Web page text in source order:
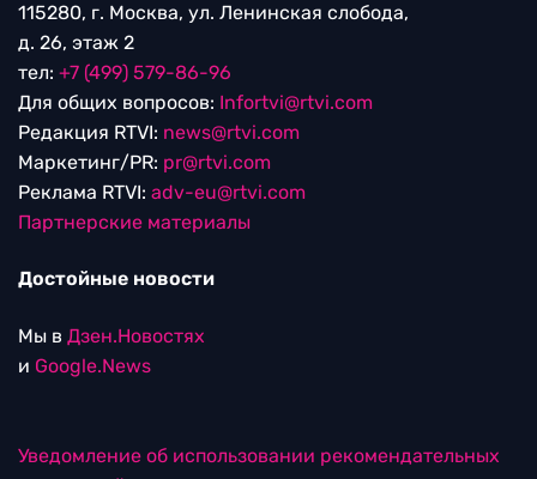
115280, г. Москва, ул. Ленинская слобода,
д. 26, этаж 2
тел: +7 (499) 579-86-96
Для общих вопросов: Infortvi@rtvi.com
Редакция RTVI: news@rtvi.com
Маркетинг/PR: pr@rtvi.com
Реклама RTVI: adv-eu@rtvi.com
Партнерские материалы
Достойные новости
Мы в Дзен.Новостях
и Google.News
Уведомление об использовании рекомендательных